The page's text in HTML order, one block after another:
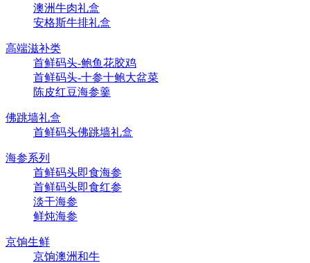
澳洲牛肉礼盒
安格斯牛排礼盒
高端滋补类
首鲜码头-鲍鱼花胶鸡
首鲜码头-十参十鲍大盆菜
陈皮红豆海参羹
佛跳墙礼盒
首鲜码头佛跳墙礼盒
海参系列
首鲜码头即食海参
首鲜码头即食红参
淡干海参
鲜炖海参
京饷生鲜
京饷澳洲和牛